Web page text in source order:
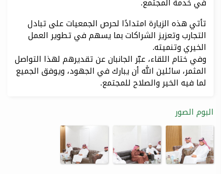
تأتي هذه الزيارة امتدادًا لحرص الجمعيات على تبادل
التجارب وتعزيز الشراكات بما يسهم في تطوير العمل
الخيري وتنميته.
وفي ختام اللقاء، عبّر الجانبان عن تقديرهم لهذا التواصل
المثمر، سائلين الله أن يبارك في الجهود، ويوفق الجميع
لما فيه الخير والصلاح للمجتمع.
البوم الصور